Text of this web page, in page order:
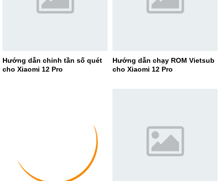
Hướng dẫn chỉnh tần số quét
cho Xiaomi 12 Pro
Hướng dẫn chạy ROM Vietsub
cho Xiaomi 12 Pro